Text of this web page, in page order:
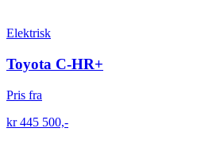
Elektrisk
Toyota C-HR+
Pris fra
kr 445 500,-